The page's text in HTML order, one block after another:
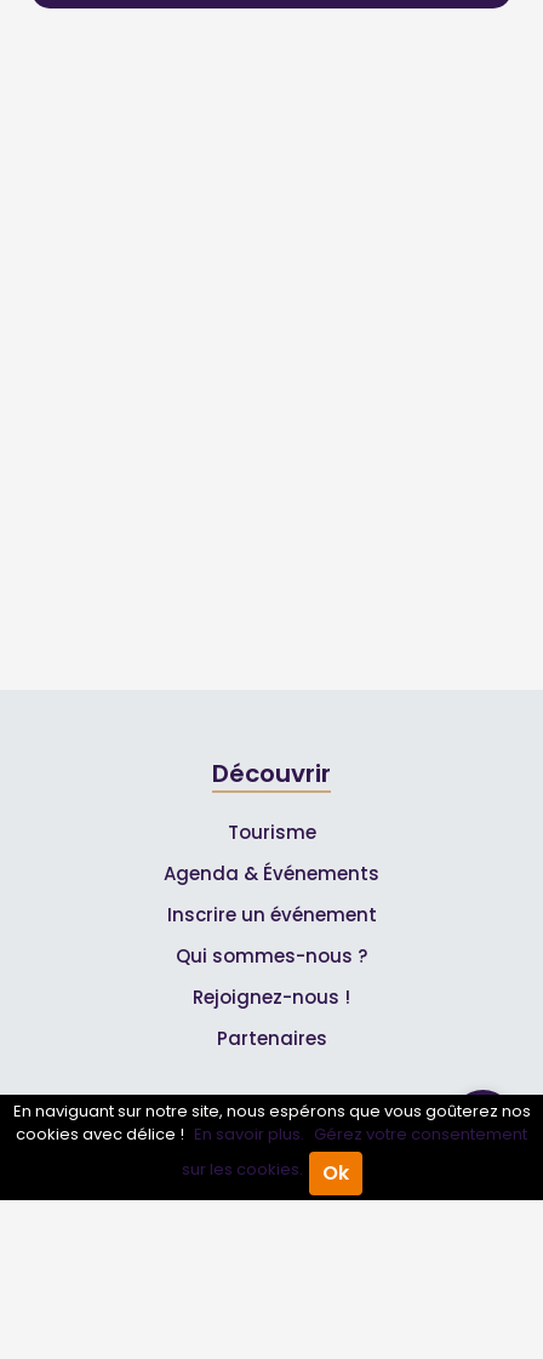
Annuaire Pro Agenda
Découvrir
Tourisme
Agenda & Événements
Inscrire un événement
Qui sommes-nous ?
Rejoignez-nous !
Partenaires
Professionnels
Annuaire pro
En naviguant sur notre site, nous espérons que vous goûterez nos
cookies avec délice ! En savoir plus. Gérez votre consentement
sur les cookies.
Ok